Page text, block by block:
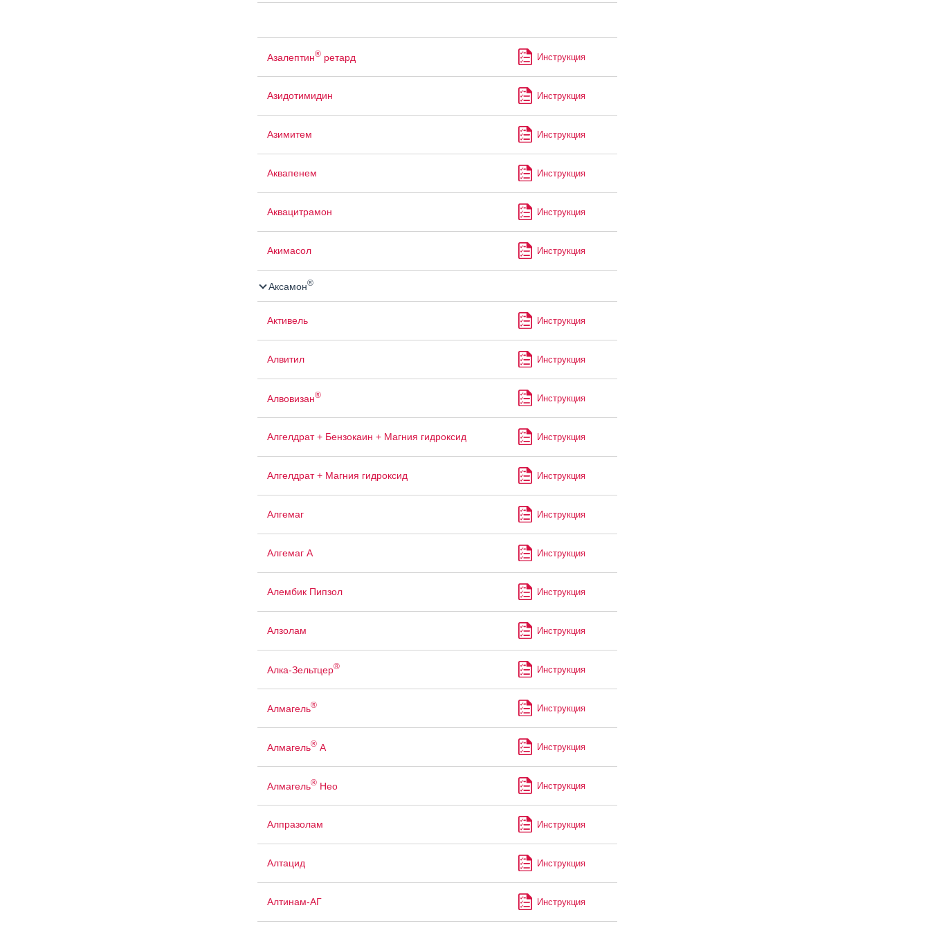
Азалептин®ретард Инструкция
Азидотимидин Инструкция
Азимитем Инструкция
Аквапенем Инструкция
Аквацитрамон Инструкция
Акимасол Инструкция
Аксамон®
Активель Инструкция
Алвитил Инструкция
Алвовизан® Инструкция
Алгелдрат + Бензокаин + Магния гидроксид Инструкция
Алгелдрат + Магния гидроксид Инструкция
Алгемаг Инструкция
Алгемаг А Инструкция
Алембик Пипзол Инструкция
Алзолам Инструкция
Алка-Зельтцер® Инструкция
Алмагель® Инструкция
Алмагель®А Инструкция
Алмагель®Нео Инструкция
Алпразолам Инструкция
Алтацид Инструкция
Алтинам-АГ Инструкция